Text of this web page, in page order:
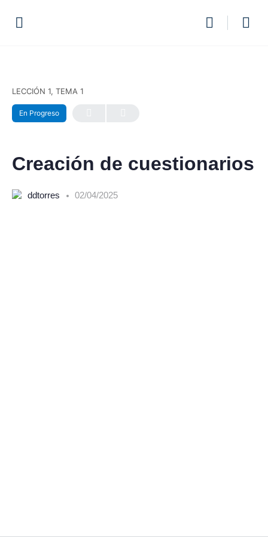
LECCIÓN 1, TEMA 1
En Progreso
Creación de cuestionarios
ddtorres 02/04/2025